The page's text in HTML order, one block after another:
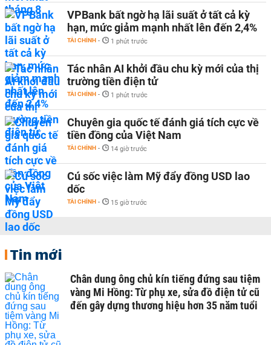
VPBank bất ngờ hạ lãi suất ở tất cả kỳ
hạn, mức giảm mạnh nhất lên đến 2,4%
TÀI CHÍNH - 1 phút trước
Tác nhân AI khởi đầu chu kỳ mới của thị
trường tiền điện tử
TÀI CHÍNH - 1 phút trước
Chuyên gia quốc tế đánh giá tích cực về
tiền đồng của Việt Nam
TÀI CHÍNH - 14 giờ trước
Cú sốc việc làm Mỹ đẩy đồng USD lao
dốc
TÀI CHÍNH - 15 giờ trước
Tin mới
Chân dung ông chủ kín tiếng đứng sau tiệm
vàng Mi Hồng: Từ phụ xe, sửa đồ điện tử cũ
đến gây dựng thương hiệu hơn 35 năm tuổi